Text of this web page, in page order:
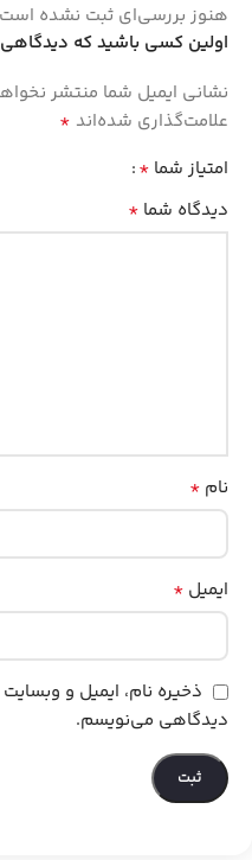
هنوز بررسی‌ای ثبت نشده
اولین کسی باشید که
نشانی ایمیل شما منتشر
علامت‌گذاری شده‌اند *
امتیاز شما *
دیدگاه شما *
نام *
ایمیل *
ذخیره نام، ایمیل و
دیدگاهی می‌نویسم.